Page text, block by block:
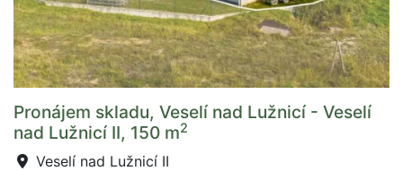
Pronájem skladu, Veselí nad Lužnicí - Veselí
nad Lužnicí II, 150 m2
Veselí nad Lužnicí II